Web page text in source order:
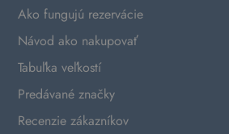
Ako fungujú rezervácie
Návod ako nakupovať
Tabuľka veľkostí
Predávané značky
Recenzie zákazníkov